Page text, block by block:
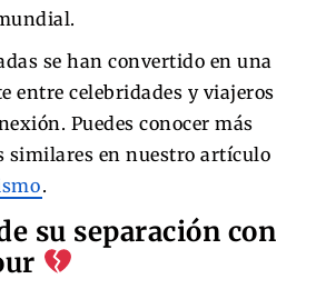
se han convertido en una
entre celebridades y viajeros
Puedes conocer más
similares en nuestro artículo
.
su separación con